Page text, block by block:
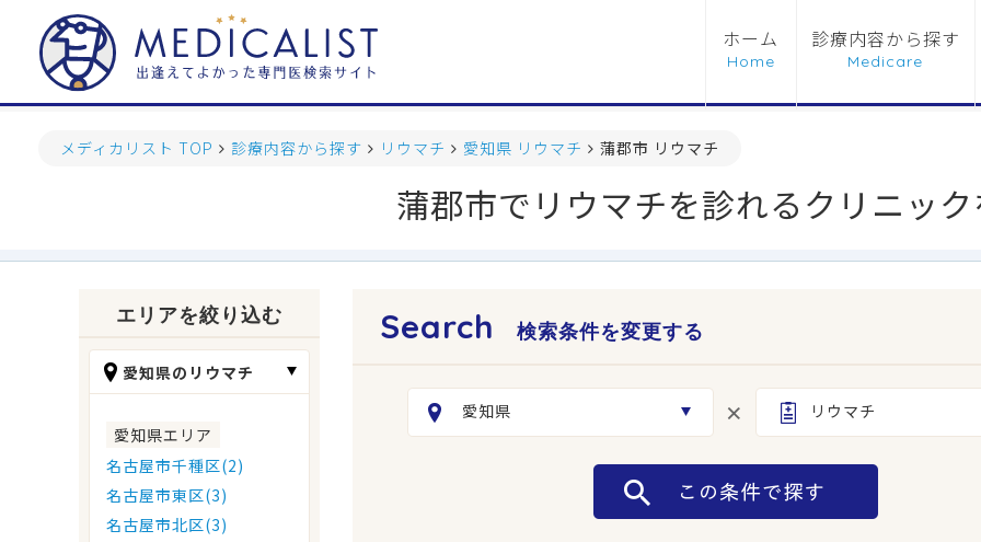
ホーム 診療内容から探す
メディカリスト TOP 診療内容から探す リウマチ 愛知県 リウマチ 蒲郡市 リウマチ
蒲郡市でリウマチを診れるクリニッ
エリアを絞り込む
愛知県のリウマチ
愛知県エリア
名古屋市千種区(2)
名古屋市東区(3)
名古屋市北区(3)
検索条件を変更する
愛知県 リウマチ